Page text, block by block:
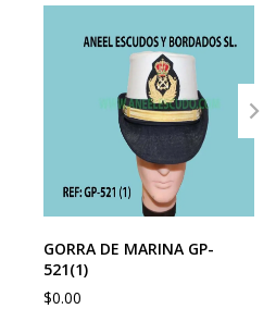
GORRA DE MARINA GP-
521(1)
$0.00